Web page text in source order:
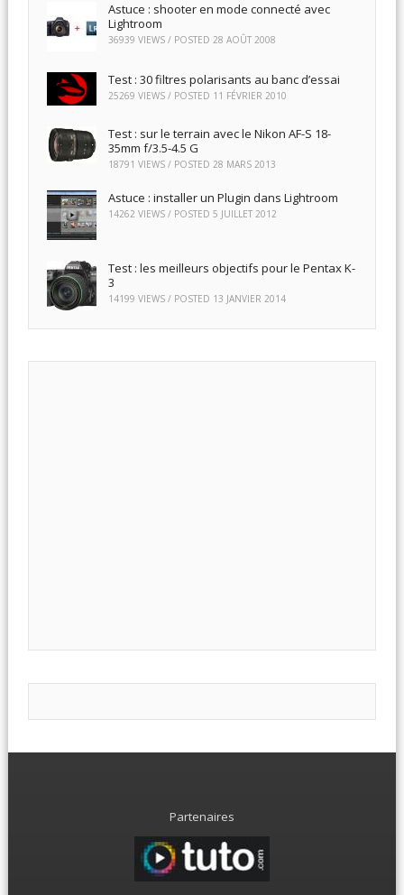
Astuce : shooter en mode connecté avec
Lightroom
36939 VIEWS / POSTED 28 AOÛT 2008
Test : 30 filtres polarisants au banc d’essai
25269 VIEWS / POSTED 11 FÉVRIER 2010
Test : sur le terrain avec le Nikon AF-S 18-
35mm f/3.5-4.5 G
18791 VIEWS / POSTED 28 MARS 2013
Astuce : installer un Plugin dans Lightroom
14262 VIEWS / POSTED 5 JUILLET 2012
Test : les meilleurs objectifs pour le Pentax K-
3
14199 VIEWS / POSTED 13 JANVIER 2014
Partenaires